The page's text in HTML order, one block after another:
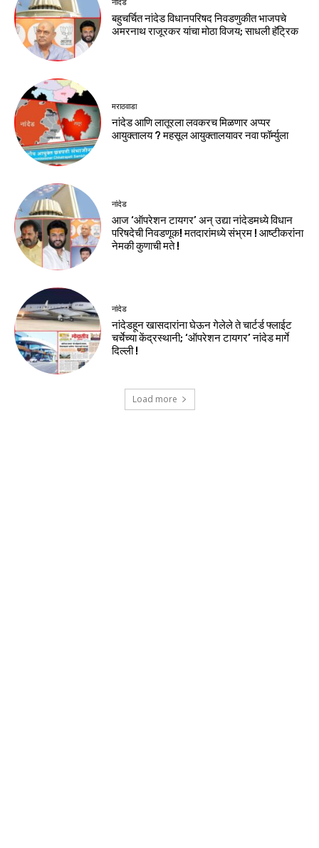
नांदेड
बहुचर्चित नांदेड विधानपरिषद निवडणुकीत भाजपचे
अमरनाथ राजूरकर यांचा मोठा विजय; साधली हॅट्रिक
मराठवाडा
नांदेड आणि लातूरला लवकरच मिळणार अप्पर
आयुक्तालय ? महसूल आयुक्तालयावर नवा फॉर्म्युला
नांदेड
आज ‘ऑपरेशन टायगर’ अन् उद्या नांदेडमध्ये विधान
परिषदेची निवडणूक! मतदारांमध्ये संभ्रम ! आष्टीकरांना
नेमकी कुणाची मते !
नांदेड
नांदेडहून खासदारांना घेऊन गेलेले ते चार्टर्ड फ्लाईट
चर्चेच्या केंद्रस्थानी; ‘ऑपरेशन टायगर’ नांदेड मार्गे
दिल्ली !
Load more